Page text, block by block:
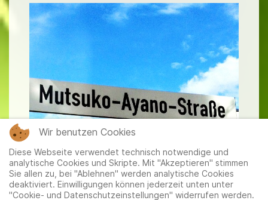
Wir benutzen Cookies
Diese Webseite verwendet technisch notwendige und
analytische Cookies und Skripte. Mit "Akzeptieren" stimmen
Sie allen zu, bei "Ablehnen" werden analytische Cookies
deaktiviert. Einwilligungen können jederzeit unten unter
"Cookie- und Datenschutzeinstellungen" widerrufen werden.